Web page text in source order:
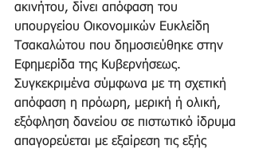
ακινήτου, δίνει απόφαση του
υπουργείου Οικονομικών Ευκλείδη
Τσακαλώτου που δημοσιεύθηκε στην
Εφημερίδα της Κυβερνήσεως.
Συγκεκριμένα σύμφωνα με τη σχετική
απόφαση η πρόωρη, μερική ή ολική,
εξόφληση δανείου σε πιστωτικό ίδρυμα
απαγορεύεται με εξαίρεση τις εξής